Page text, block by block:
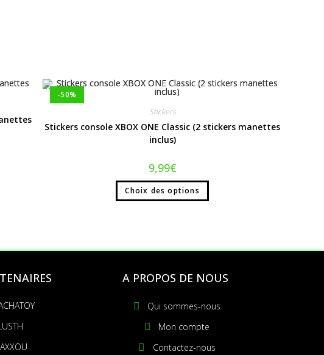
-50%
Stickers
Stickers console XBOX ONE Classic (2 stickers manettes
inclus)
9,99€
Choix des options
A PROPOS DE NOUS
Qui sommes-nous
Mon compte
Contactez-nous